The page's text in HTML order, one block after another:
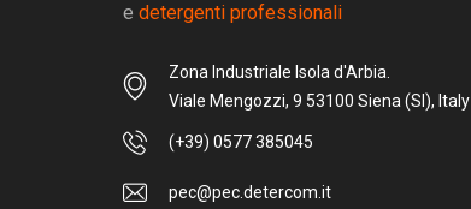
e detergenti professionali
Zona Industriale Isola d'Arbia.
Viale Mengozzi, 9 53100 Siena (SI), Italy
(+39) 0577 385045
pec@pec.detercom.it